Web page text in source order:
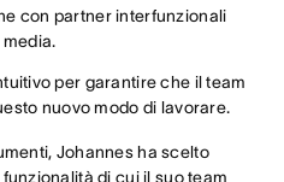
con partner interfunzionali
per garantire che il team
nuovo modo di lavorare.
Johannes ha scelto
di cui il suo team